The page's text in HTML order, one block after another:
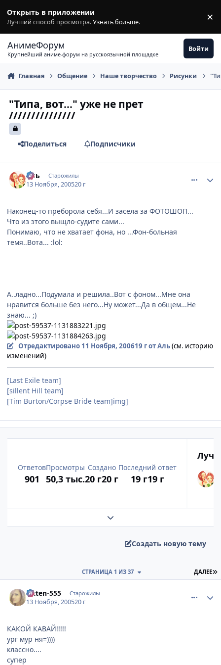
Открыть в приложении
Лучший способ просмотра.Узнать больше. ×
АнимеФорум
Крупнейший аниме-форум на русскоязычной площадке
Войти
Главная Общение Наше творчество Рисунки
"Типа, вот..." уже не прет
///////////////
Поделиться Подписчики
Аль Старожилы
13 Ноября, 200520 г
Наконец-то преборола себя...И засела за ФОТОШОП...
Что из этого выщло-судите сами...
Понимаю, что не хватает фона, но ...Фон-больная
темя..Вота... :lol:
А..ладно...Подумала и решила..Вот с фоном...Мне она
нравится больше без него...Ну может...Да в общем...Не
знаю... ;)
Отредактировано 11 Ноября, 200619 гот Аль(см. историю
изменений)
[Last Exile team]
[sillent Hill team]
[Tim Burton/Сorpse Bride team]img]
Ответов
901
Просмотры
50,3 тыс.
Создано
20 г20 г
Последний ответ
19 г19 г
Развернуть обзор темы
Создать новую тему
ДАЛЕЕ
СТРАНИЦА 1 ИЗ 37
Kitten-555 Старожилы
13 Ноября, 200520 г
КАКОЙ КАВАЙ!!!!!
ург мур ня=))))
классно....
супер